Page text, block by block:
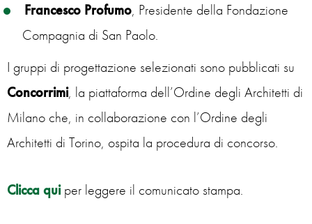
Francesco Profumo, Presidente della Fondazione
Compagnia di San Paolo.
I gruppi di progettazione selezionati sono pubblicati su
Concorrimi, la piattaforma dell’Ordine degli Architetti di
Milano che, in collaborazione con l’Ordine degli
Architetti di Torino, ospita la procedura di concorso.
Clicca quiper leggere il comunicato stampa.